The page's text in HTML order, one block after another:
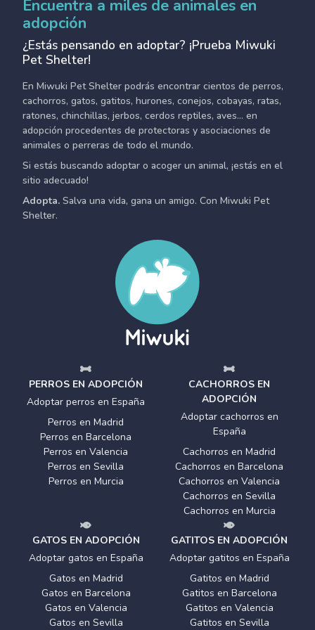
Encuentra a miles de animales en
adopción
¿Estás pensando en adoptar? ¡Prueba Miwuki
Pet Shelter!
En Miwuki Pet Shelter podrás encontrar cientos de perros,
cachorros, gatos, gatitos, hurones, conejos, cobayas, ratas,
ratones, chinchillas, jerbos, cerdos reptiles, aves... en
adopción procedentes de protectoras y asociaciones de
animales o perreras de todo el mundo.
Si estás buscando adoptar o acoger un animal, ¡estás en el
sitio adecuado!
Adopta. Salva una vida, gana un amigo. Con Miwuki Pet
Shelter.
PERROS EN ADOPCIÓN
Adoptar perros en España
Perros en Madrid
Perros en Barcelona
Perros en Valencia
Perros en Sevilla
Perros en Murcia
CACHORROS EN
ADOPCIÓN
Adoptar cachorros en
España
Cachorros en Madrid
Cachorros en Barcelona
Cachorros en Valencia
Cachorros en Sevilla
Cachorros en Murcia
GATOS EN ADOPCIÓN
Adoptar gatos en España
Gatos en Madrid
Gatos en Barcelona
Gatos en Valencia
Gatos en Sevilla
GATITOS EN ADOPCIÓN
Adoptar gatitos en España
Gatitos en Madrid
Gatitos en Barcelona
Gatitos en Valencia
Gatitos en Sevilla